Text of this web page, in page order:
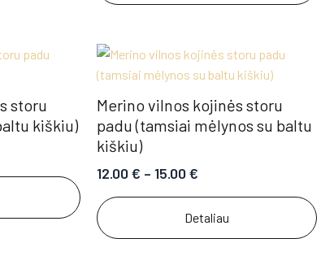
storu
kiškiu)
Merino vilnos kojinės storu
padu (tamsiai mėlynos su baltu
kiškiu)
12.00€ – 15.00€
Detaliau